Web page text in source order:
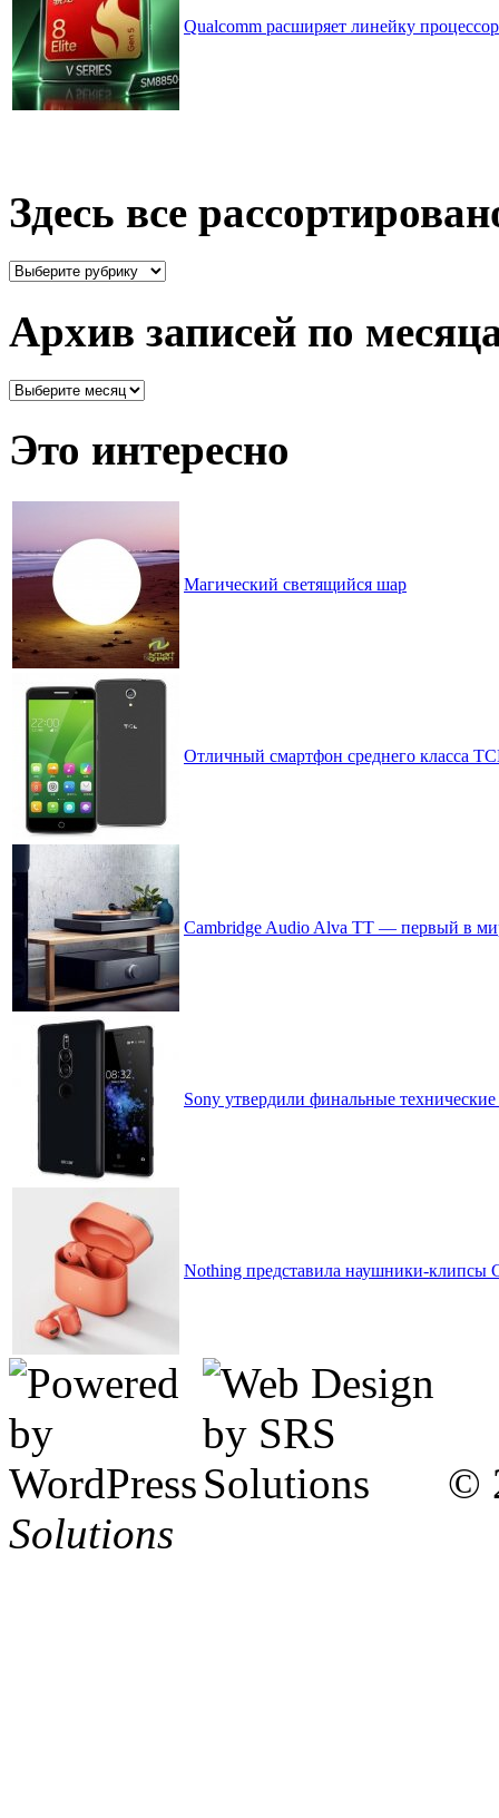
Qualcomm расширяет линейку
Здесь все
Здесь
Архив записей по
Архив
месяцам
Это интересно
Магический светящийся шар
Отличный смартфон среднего класса
Cambridge Audio Alva TT — первый в
Sony утвердили финальные
Nothing представила наушники-клипсы
©
Solutions